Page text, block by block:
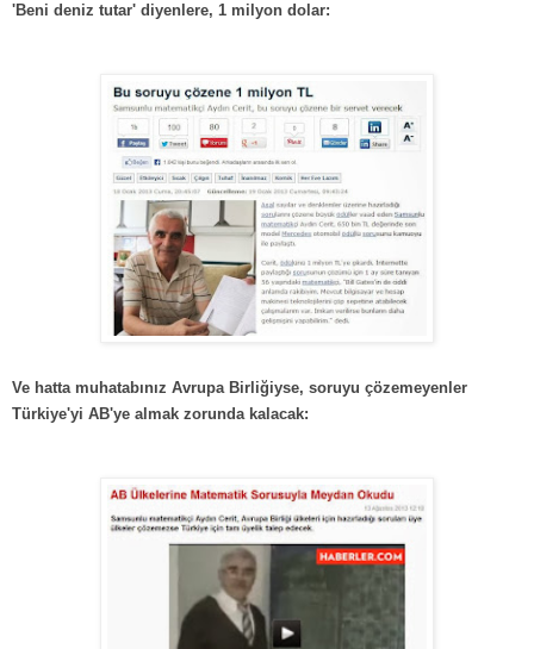
'Beni deniz tutar' diyenlere, 1 milyon dolar:
Ve hatta muhatabınız Avrupa Birliğiyse, soruyu çözemeyenler
Türkiye'yi AB'ye almak zorunda kalacak: